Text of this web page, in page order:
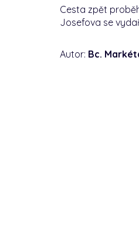
Cesta zpět
Josefova se
Autor: Bc.